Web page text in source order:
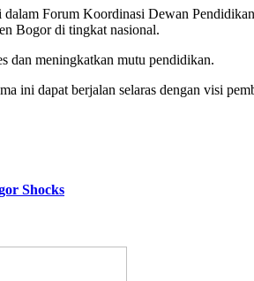
Forum Koordinasi Dewan
Bogor di tingkat nasional.
dan meningkatkan mutu pendidikan.
ini dapat berjalan selaras dengan visi
Shocks